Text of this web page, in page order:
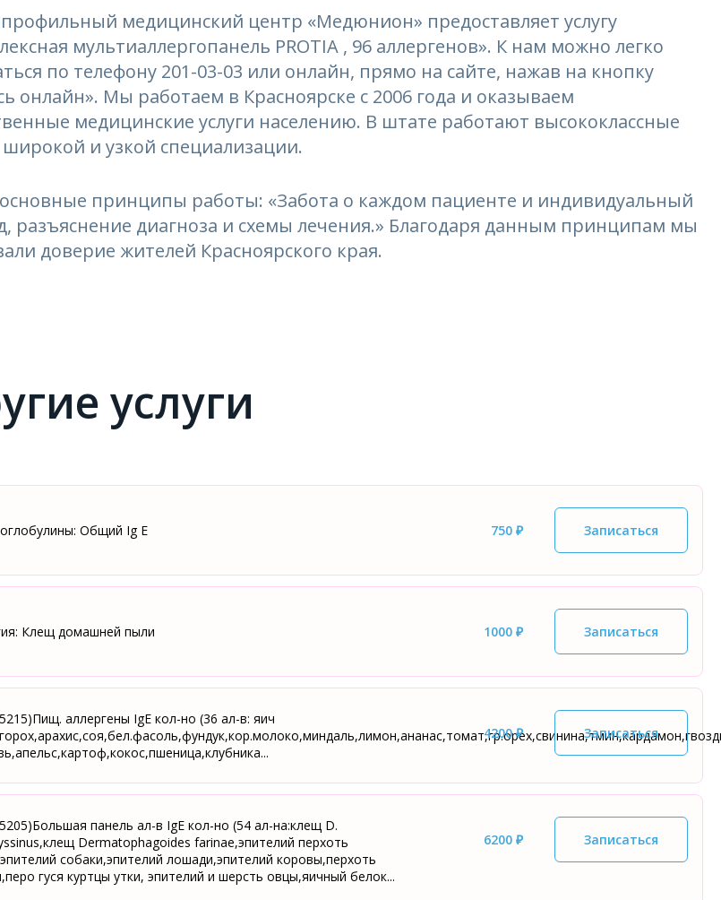
медицинский центр «Медюнион» предоставляет услугу
мультиаллергопанель PROTIA , 96 аллергенов». К нам можно легко
по телефону 201-03-03 или онлайн, прямо на сайте, нажав на кнопку
онлайн». Мы работаем в Красноярске с 2006 года и оказываем
медицинские услуги населению. В штате работают высококлассные
и узкой специализации.
принципы работы: «Забота о каждом пациенте и индивидуальный
разъяснение диагноза и схемы лечения.» Благодаря данным принципам мы
доверие жителей Красноярского края.
услуги
Общий Ig E 750 ₽ Записаться
Клещ домашней пыли 1000 ₽ Записаться
аллергены IgE кол-но (36 ал-в: яич
4200 ₽ Записаться
панель ал-в IgE кол-но (54 ал-на:клещ D.
Dermatophagoides farinae,эпителий перхоть
собаки,эпителий лошади,эпителий коровы,перхоть
гуся куртцы утки, эпителий и шерсть овцы,яичный белок...
6200 ₽ Записаться